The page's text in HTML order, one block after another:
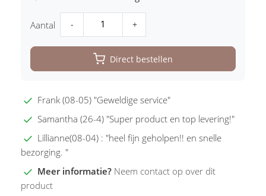
Aantal - +
Direct bestellen
Frank (08-05) "Geweldige service"
Samantha (26-4) "Super product en top levering!"
Lillianne(08-04) : "heel fijn geholpen!! en snelle
bezorging. "
Meer informatie? Neem contact op over dit
product